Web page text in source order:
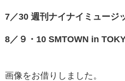
7／30 週刊ナイナイミュージ
8／ ９ ・10 SMTOWN in
画像をお借りしました。